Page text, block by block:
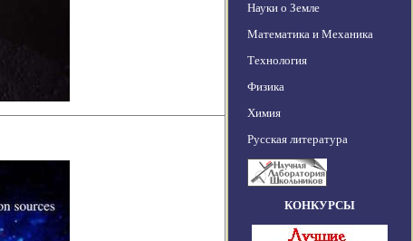
Науки о Земле
Математика и Механика
Технология
Физика
Химия
Русская литература
КОНКУРСЫ